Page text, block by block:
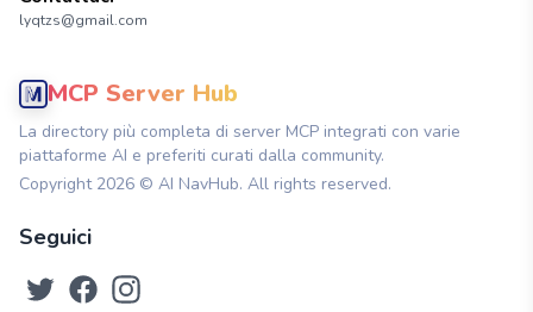
lyqtzs@gmail.com
MCP Server Hub
La directory più completa di server MCP integrati con varie
piattaforme AI e preferiti curati dalla community.
Copyright 2026 © AI NavHub. All rights reserved.
Seguici